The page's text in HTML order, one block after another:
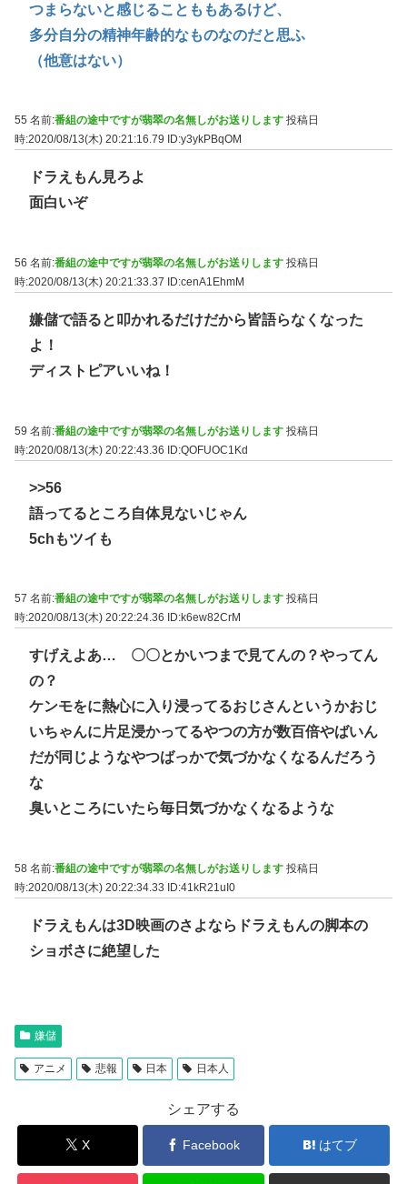
つまらないと感じることももあるけど、
多分自分の精神年齢的なものなのだと思ふ
（他意はない）
55 名前:番組の途中ですが翡翠の名無しがお送りします 投稿日
時:2020/08/13(木) 20:21:16.79
ID:y3ykPBqOM
ドラえもん見ろよ
面白いぞ
56 名前:番組の途中ですが翡翠の名無しがお送りします 投稿日
時:2020/08/13(木) 20:21:33.37
ID:cenA1EhmM
嫌儲で語ると叩かれるだけだから皆語らなくなった
よ！
ディストピアいいね！
59 名前:番組の途中ですが翡翠の名無しがお送りします 投稿日
時:2020/08/13(木) 20:22:43.36 ID:QOFUOC1Kd
>>56
語ってるところ自体見ないじゃん
5chもツイも
57 名前:番組の途中ですが翡翠の名無しがお送りします 投稿日
時:2020/08/13(木) 20:22:24.36
ID:k6ew82CrM
すげえよあ… 〇〇とかいつまで見てんの？やってん
の？
ケンモをに熱心に入り浸ってるおじさんというかおじ
いちゃんに片足浸かってるやつの方が数百倍やばいん
だが同じようなやつばっかで気づかなくなるんだろう
な
臭いところにいたら毎日気づかなくなるような
58 名前:番組の途中ですが翡翠の名無しがお送りします 投稿日
時:2020/08/13(木) 20:22:34.33 ID:41kR21uI0
ドラえもんは3D映画のさよならドラえもんの脚本の
ショボさに絶望した
嫌儲
アニメ 悲報 日本 日本人
シェアする
X Facebook はてブ